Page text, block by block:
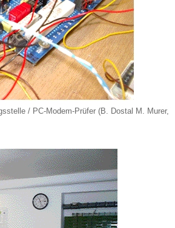
/ PC-Modem-Prüfer (B. Dostal M. Murer,